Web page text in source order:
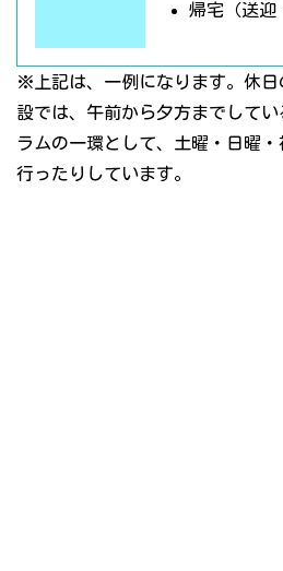
帰宅（送迎
※上記は、一例になります。休
設では、午前から夕方までして
ラムの一環として、土曜・日曜
行ったりしています。